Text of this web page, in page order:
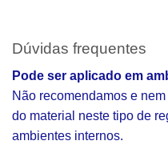
Dúvidas frequentes
Pode ser aplicado em
Não recomendamos e
do material neste tipo de
ambientes internos.